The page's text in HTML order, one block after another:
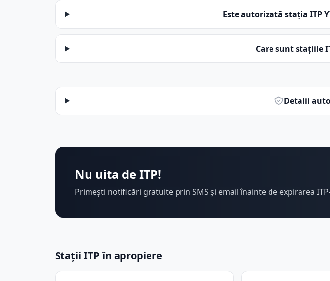
Este autorizată stația ITP
Care sunt stațiile
Detalii
Nu uita de ITP!
Primești notificări gratuite prin SMS și email înainte de expirarea
Stații ITP în apropiere